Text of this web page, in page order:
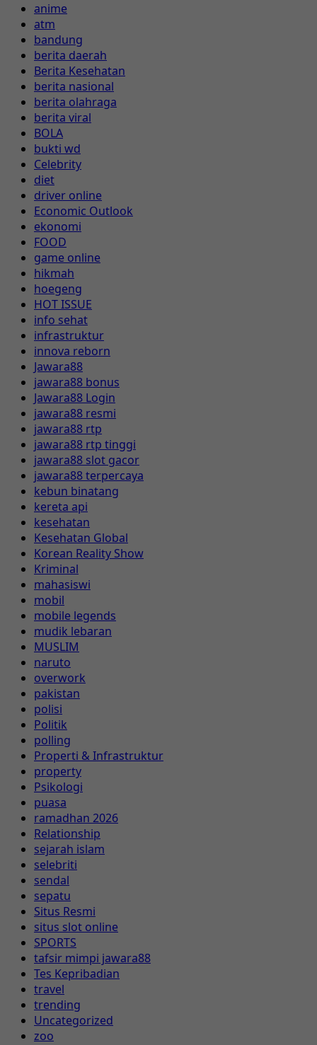
anime
atm
bandung
berita daerah
Berita Kesehatan
berita nasional
berita olahraga
berita viral
BOLA
bukti wd
Celebrity
diet
driver online
Economic Outlook
ekonomi
FOOD
game online
hikmah
hoegeng
HOT ISSUE
info sehat
infrastruktur
innova reborn
Jawara88
jawara88 bonus
Jawara88 Login
jawara88 resmi
jawara88 rtp
jawara88 rtp tinggi
jawara88 slot gacor
jawara88 terpercaya
kebun binatang
kereta api
kesehatan
Kesehatan Global
Korean Reality Show
Kriminal
mahasiswi
mobil
mobile legends
mudik lebaran
MUSLIM
naruto
overwork
pakistan
polisi
Politik
polling
Properti & Infrastruktur
property
Psikologi
puasa
ramadhan 2026
Relationship
sejarah islam
selebriti
sendal
sepatu
Situs Resmi
situs slot online
SPORTS
tafsir mimpi jawara88
Tes Kepribadian
travel
trending
Uncategorized
zoo